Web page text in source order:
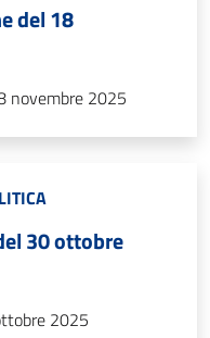
del 18
novembre 2025
30 ottobre
2025